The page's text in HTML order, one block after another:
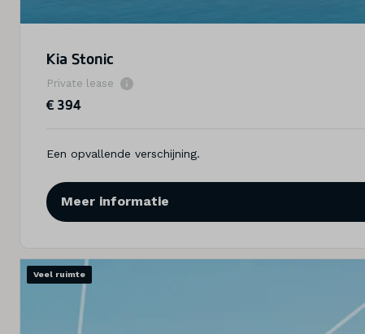
Kia Stonic
Private lease
€ 394
Een opvallende verschijning.
Meer informatie
Veel ruimte